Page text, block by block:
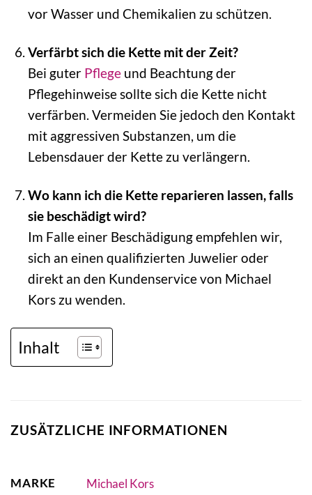
vor Wasser und Chemikalien zu schützen.
Verfärbt sich die Kette mit der Zeit?
Bei guter Pflegeund Beachtung der
Pflegehinweise sollte sich die Kette nicht
verfärben. Vermeiden Sie jedoch den Kontakt
mit aggressiven Substanzen, um die
Lebensdauer der Kette zu verlängern.
Wo kann ich die Kette reparieren lassen, falls
sie beschädigt wird?
Im Falle einer Beschädigung empfehlen wir,
sich an einen qualifizierten Juwelier oder
direkt an den Kundenservice von Michael
Kors zu wenden.
Inhalt
ZUSÄTZLICHE INFORMATIONEN
MARKE Michael Kors